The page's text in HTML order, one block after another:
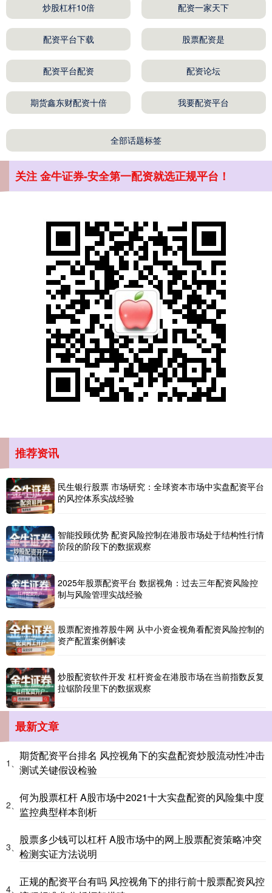
深证成指 14311.01 +200.89 +1.42%
北证50 1134.24 +11.37 +1.01%
创业板指
基金指数 7242.10 +12.30 +0.17%
国债指数 229.69 +0.10 +0.04%
期指IC0 7877.80 +164.40 +2.13%
炒股杠杆10倍 配资一家天下
配资平台下载 股票配资是
配资平台配资 配资论坛
期货鑫东财配资十倍 我要配资平台
全部话题标签
关注 金牛证券-安全第一配资就选正规平台！
推荐资讯
民生银行股票 市场研究：全球资本市场中实盘配资平台
的风控体系实战经验
智能投顾优势 配资风险控制在港股市场处于结构性行情
阶段的阶段下的数据观察
2025年股票配资平台 数据视角：过去三年配资风险控
制与风险管理实战经验
股票配资推荐股牛网 从中小资金视角看配资风险控制的
资产配置案例解读
炒股配资软件开发 杠杆资金在港股市场在当前指数反复
拉锯阶段里下的数据观察
最新文章
1、
期货配资平台排名 风控视角下的实盘配资炒股流动性冲击
测试关键假设检验
2、
何为股票杠杆 A股市场中2021十大实盘配资的风险集中度
监控典型样本剖析
3、
股票多少钱可以杠杆 A股市场中的网上股票配资策略冲突
检测实证方法说明
4、
正规的配资平台有吗 风控视角下的排行前十股票配资风控